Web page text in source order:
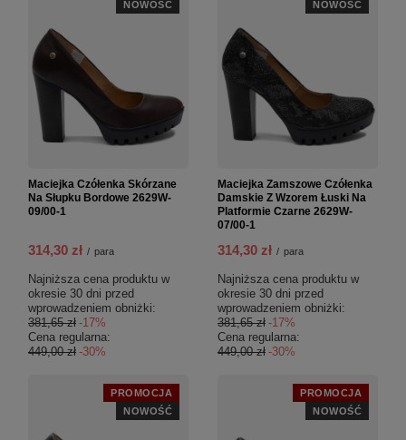
NOWOŚĆ
Maciejka Czółenka Skórzane
Na Słupku Bordowe 2629W-
09/00-1
314,30 zł / para
Najniższa cena produktu w
okresie 30 dni przed
wprowadzeniem obniżki:
381,65 zł -17%
Cena regularna:
449,00 zł -30%
NOWOŚĆ
Maciejka Zamszowe Czółenka
Damskie Z Wzorem Łuski Na
Platformie Czarne 2629W-
07/00-1
314,30 zł / para
Najniższa cena produktu w
okresie 30 dni przed
wprowadzeniem obniżki:
381,65 zł -17%
Cena regularna:
449,00 zł -30%
PROMOCJA
NOWOŚĆ
PROMOCJA
NOWOŚĆ